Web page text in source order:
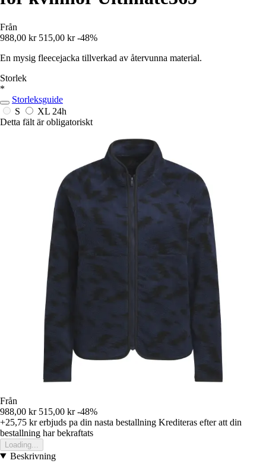
Från
988,00 kr 515,00 kr -48%
En mysig fleecejacka tillverkad av återvunna material.
Storlek
*
Storleksguide
S
XL 24h
Detta fält är obligatoriskt
Från
988,00 kr 515,00 kr -48%
+25,75 krerbjuds pa din nasta bestallning Krediteras efter att din
bestallning har bekraftats
Loading...
Beskrivning